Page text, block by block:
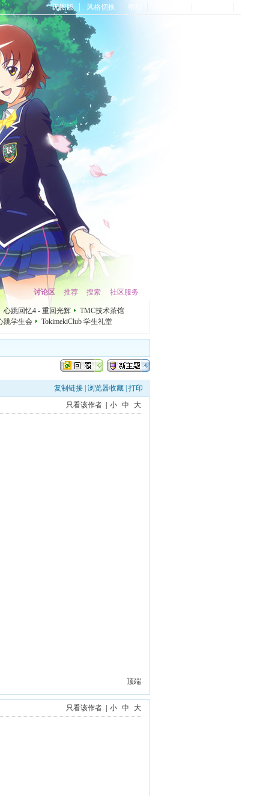
无图版 风格切换 帮助
讨论区 推荐 搜索 社区服务
心跳回忆4 - 重回光辉
TMC技术茶馆
跳学生会
TokimekiClub 学生礼堂
复制链接 浏览器收藏 打印
只看该作者
小 中 大
顶端
只看该作者 小 中 大